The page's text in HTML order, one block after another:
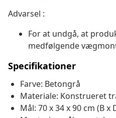
Advarsel :
For at undgå, at
medfølgende
Specifikationer
Farve: Betongrå
Materiale: Konstrueret
Mål: 70 x 34 x 90 cm (B x